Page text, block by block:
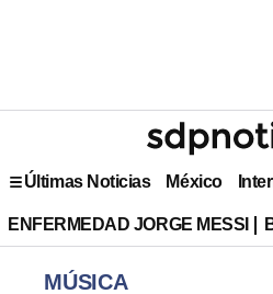
Últimas Noticias México
ENFERMEDAD JORGE MESSI
MÚSICA